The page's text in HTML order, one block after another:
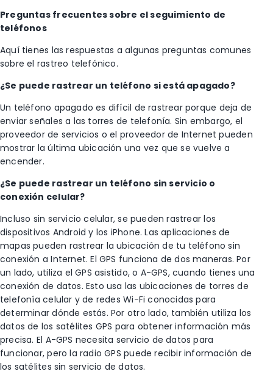
Preguntas frecuentes sobre el seguimiento de
teléfonos
Aquí tienes las respuestas a algunas preguntas comunes
sobre el rastreo telefónico.
¿Se puede rastrear un teléfono si está apagado?
Un teléfono apagado es difícil de rastrear porque deja de
enviar señales a las torres de telefonía. Sin embargo, el
proveedor de servicios o el proveedor de Internet pueden
mostrar la última ubicación una vez que se vuelve a
encender.
¿Se puede rastrear un teléfono sin servicio o
conexión celular?
Incluso sin servicio celular, se pueden rastrear los
dispositivos Android y los iPhone. Las aplicaciones de
mapas pueden rastrear la ubicación de tu teléfono sin
conexión a Internet. El GPS funciona de dos maneras. Por
un lado, utiliza el GPS asistido, o A-GPS, cuando tienes una
conexión de datos. Esto usa las ubicaciones de torres de
telefonía celular y de redes Wi-Fi conocidas para
determinar dónde estás. Por otro lado, también utiliza los
datos de los satélites GPS para obtener información más
precisa. El A-GPS necesita servicio de datos para
funcionar, pero la radio GPS puede recibir información de
los satélites sin servicio de datos.